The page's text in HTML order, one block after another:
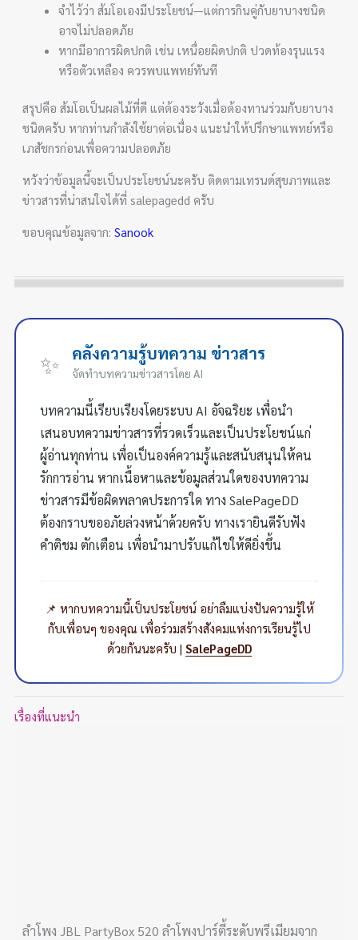
จำไว้ว่า ส้มโอเองมีประโยชน์—แต่การกินคู่กับยาบางชนิด
อาจไม่ปลอดภัย
หากมีอาการผิดปกติ เช่น เหนื่อยผิดปกติ ปวดท้องรุนแรง
หรือตัวเหลือง ควรพบแพทย์ทันที
สรุปคือ ส้มโอเป็นผลไม้ที่ดี แต่ต้องระวังเมื่อต้องทานร่วมกับยาบาง
ชนิดครับ หากท่านกำลังใช้ยาต่อเนื่อง แนะนำให้ปรึกษาแพทย์หรือ
เภสัชกรก่อนเพื่อความปลอดภัย
หวังว่าข้อมูลนี้จะเป็นประโยชน์นะครับ ติดตามเทรนด์สุขภาพและ
ข่าวสารที่น่าสนใจได้ที่ salepagedd ครับ
ขอบคุณข้อมูลจาก:Sanook
✨ คลังความรู้บทความ ข่าวสาร
จัดทำบทความข่าวสารโดย AI
บทความนี้เรียบเรียงโดยระบบ AI อัจฉริยะ เพื่อนำ
เสนอบทความข่าวสารที่รวดเร็วและเป็นประโยชน์แก่
ผู้อ่านทุกท่าน เพื่อเป็นองค์ความรู้และสนับสนุนให้คน
รักการอ่าน หากเนื้อหาและข้อมูลส่วนใดของบทความ
ข่าวสารมีข้อผิดพลาดประการใด ทาง SalePageDD
ต้องกราบขออภัยล่วงหน้าด้วยครับ ทางเรายินดีรับฟัง
คำติชม ตักเตือน เพื่อนำมาปรับแก้ไขให้ดียิ่งขึ้น
📌 หากบทความนี้เป็นประโยชน์ อย่าลืมแบ่งปันความรู้ให้
กับเพื่อนๆ ของคุณ เพื่อร่วมสร้างสังคมแห่งการเรียนรู้ไป
ด้วยกันนะครับ | SalePageDD
เรื่องที่แนะนำ
ลำโพง JBL PartyBox 520 ลำโพงปาร์ตี้ระดับพรีเมียมจาก